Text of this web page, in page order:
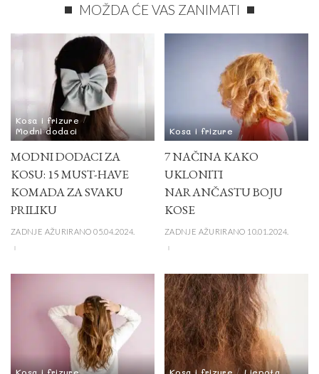
MOŽDA ĆE VAS ZANIMATI
Kosa i frizure
Modni dodaci
MODNI DODACI ZA
KOSU: 15 MUST-HAVE
KOMADA ZA SVAKU
PRILIKU
ZADNJE AŽURIRANO 05.04.2024.
Kosa i frizure
7 NAČINA KAKO
UKLONITI
NARANČASTU BOJU
KOSE
ZADNJE AŽURIRANO 10.01.2024.
Kosa i frizure Kosa i frizure Ljepota